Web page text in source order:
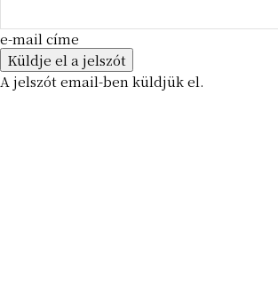
e-mail címe
A jelszót email-ben küldjük el.